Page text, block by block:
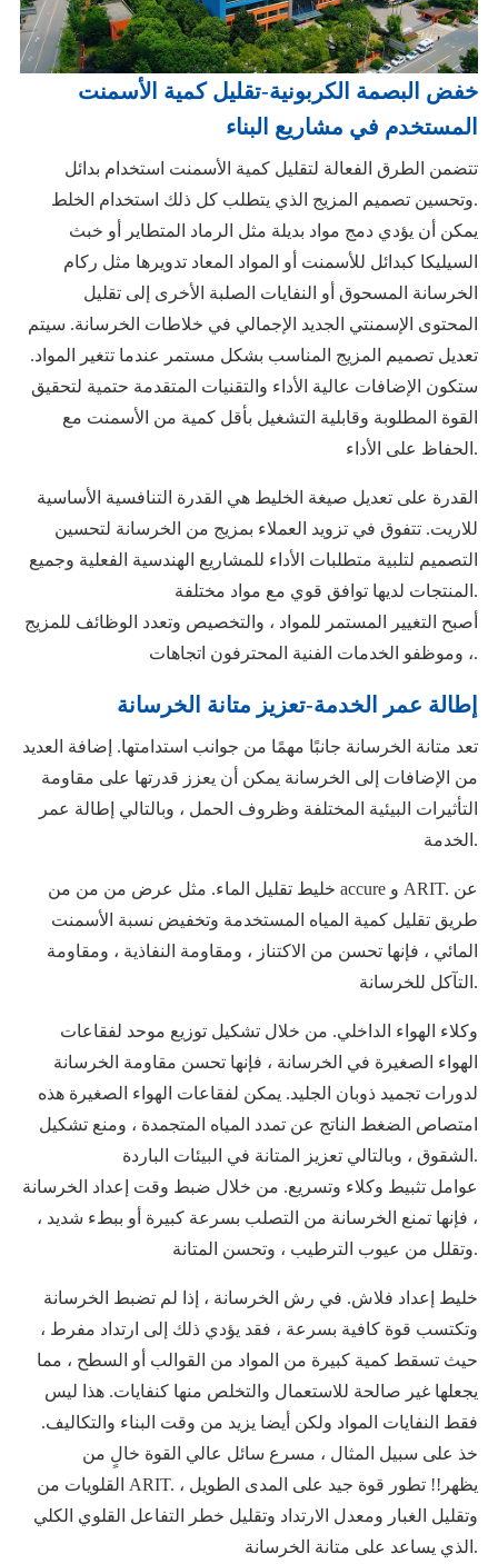
خفض البصمة الكربونية-تقليل كمية الأسمنت
المستخدم في مشاريع البناء
تتضمن الطرق الفعالة لتقليل كمية الأسمنت استخدام بدائل
وتحسين تصميم المزيج الذي يتطلب كل ذلك استخدام الخلط.
يمكن أن يؤدي دمج مواد بديلة مثل الرماد المتطاير أو خبث
السيليكا كبدائل للأسمنت أو المواد المعاد تدويرها مثل ركام
الخرسانة المسحوق أو النفايات الصلبة الأخرى إلى تقليل
المحتوى الإسمنتي الجديد الإجمالي في خلاطات الخرسانة. سيتم
تعديل تصميم المزيج المناسب بشكل مستمر عندما تتغير المواد.
ستكون الإضافات عالية الأداء والتقنيات المتقدمة حتمية لتحقيق
القوة المطلوبة وقابلية التشغيل بأقل كمية من الأسمنت مع
الحفاظ على الأداء.
القدرة على تعديل صيغة الخليط هي القدرة التنافسية الأساسية
للاريت. تتفوق في تزويد العملاء بمزيج من الخرسانة لتحسين
التصميم لتلبية متطلبات الأداء للمشاريع الهندسية الفعلية وجميع
المنتجات لديها توافق قوي مع مواد مختلفة.
أصبح التغيير المستمر للمواد ، والتخصيص وتعدد الوظائف للمزيج
، وموظفو الخدمات الفنية المحترفون اتجاهات.
إطالة عمر الخدمة-تعزيز متانة الخرسانة
تعد متانة الخرسانة جانبًا مهمًا من جوانب استدامتها. إضافة العديد
من الإضافات إلى الخرسانة يمكن أن يعزز قدرتها على مقاومة
التأثيرات البيئية المختلفة وظروف الحمل ، وبالتالي إطالة عمر
الخدمة.
خليط تقليل الماء. مثل عرض من من من accure و ARIT. عن
طريق تقليل كمية المياه المستخدمة وتخفيض نسبة الأسمنت
المائي ، فإنها تحسن من الاكتناز ، ومقاومة النفاذية ، ومقاومة
التآكل للخرسانة.
وكلاء الهواء الداخلي. من خلال تشكيل توزيع موحد لفقاعات
الهواء الصغيرة في الخرسانة ، فإنها تحسن مقاومة الخرسانة
لدورات تجميد ذوبان الجليد. يمكن لفقاعات الهواء الصغيرة هذه
امتصاص الضغط الناتج عن تمدد المياه المتجمدة ، ومنع تشكيل
الشقوق ، وبالتالي تعزيز المتانة في البيئات الباردة.
عوامل تثبيط وكلاء وتسريع. من خلال ضبط وقت إعداد الخرسانة
، فإنها تمنع الخرسانة من التصلب بسرعة كبيرة أو ببطء شديد ،
وتقلل من عيوب الترطيب ، وتحسن المتانة.
خليط إعداد فلاش. في رش الخرسانة ، إذا لم تضبط الخرسانة
وتكتسب قوة كافية بسرعة ، فقد يؤدي ذلك إلى ارتداد مفرط ،
حيث تسقط كمية كبيرة من المواد من القوالب أو السطح ، مما
يجعلها غير صالحة للاستعمال والتخلص منها كنفايات. هذا ليس
فقط النفايات المواد ولكن أيضا يزيد من وقت البناء والتكاليف.
خذ على سبيل المثال ، مسرع سائل عالي القوة خالٍ من
القلويات من ARIT. يظهر!! تطور قوة جيد على المدى الطويل ،
وتقليل الغبار ومعدل الارتداد وتقليل خطر التفاعل القلوي الكلي
الذي يساعد على متانة الخرسانة.